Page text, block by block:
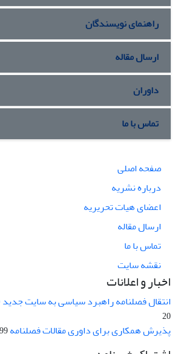
راهنمای نویسندگان
ارسال مقاله
داوران
تماس با ما
صفحه اصلی
درباره نشریه
اعضای هیات تحریریه
ارسال مقاله
تماس با ما
نقشه سایت
اخبار و اعلانات
انتقال فصلنامه راهبرد سیاسی به سایت
20
پذیرش همکاری برای داوری مقالات فصلنامه20